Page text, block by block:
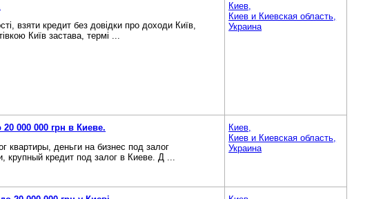
взяти кредит без довідки про доходи Київ,
Київ застава, термі ...
Киев,
Киев и Киевская область,
Украина
000 000 грн в Киеве.
квартиры, деньги на бизнес под залог
кредит под залог в Киеве. Д ...
Киев,
Киев и Киевская область,
Украина